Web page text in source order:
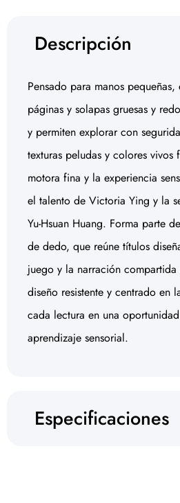
Descripción
Pensado para manos
páginas y solapas gruesas y
y permiten explorar con
texturas peludas y colores
motora fina y la experiencia
el talento de Victoria Ying y la
Yu-Hsuan Huang. Forma parte
de dedo, que reúne títulos
juego y la narración
diseño resistente y centrado en
cada lectura en una
aprendizaje sensorial.
Especificaciones